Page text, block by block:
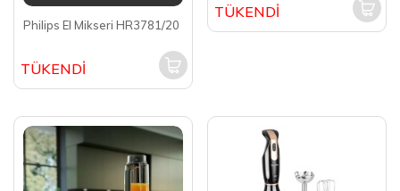
Philips El Mikseri HR3781/20
TÜKENDİ
TÜKENDİ